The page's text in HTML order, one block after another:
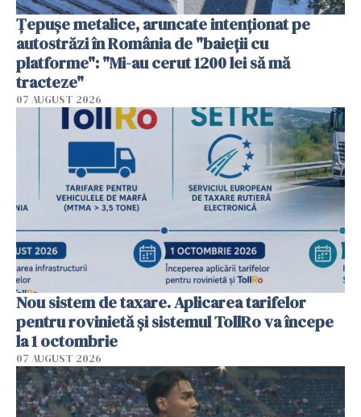
Țepușe metalice, aruncate intenționat pe
autostrăzi în România de "baieții cu
platforme": "Mi-au cerut 1200 lei să mă
tracteze"
07 AUGUST 2026
Nou sistem de taxare. Aplicarea tarifelor
pentru rovinietă şi sistemul TollRo va începe
la 1 octombrie
07 AUGUST 2026